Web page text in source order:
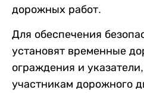
дорожных работ.
Для обеспечения
установят временные
ограждения и
участникам дорожного